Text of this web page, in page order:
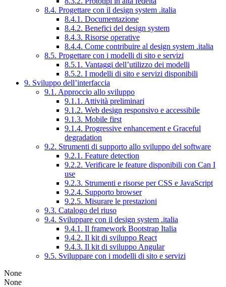
8.4. Progettare con il design system .italia
8.4.1. Documentazione
8.4.2. Benefici del design system
8.4.3. Risorse operative
8.4.4. Come contribuire al design system .italia
8.5. Progettare con i modelli di sito e servizi
8.5.1. Vantaggi dell’utilizzo dei modelli
8.5.2. I modelli di sito e servizi disponibili
9. Sviluppo dell’interfaccia
9.1. Approccio allo sviluppo
9.1.1. Attività preliminari
9.1.2. Web design responsivo e accessibile
9.1.3. Mobile first
9.1.4. Progressive enhancement e Graceful
degradation
9.2. Strumenti di supporto allo sviluppo del software
9.2.1. Feature detection
9.2.2. Verificare le feature disponibili con Can I
use
9.2.3. Strumenti e risorse per CSS e JavaScript
9.2.4. Supporto browser
9.2.5. Misurare le prestazioni
9.3. Catalogo del riuso
9.4. Sviluppare con il design system .italia
9.4.1. Il framework Bootstrap Italia
9.4.2. Il kit di sviluppo React
9.4.3. Il kit di sviluppo Angular
9.5. Sviluppare con i modelli di sito e servizi
None
None